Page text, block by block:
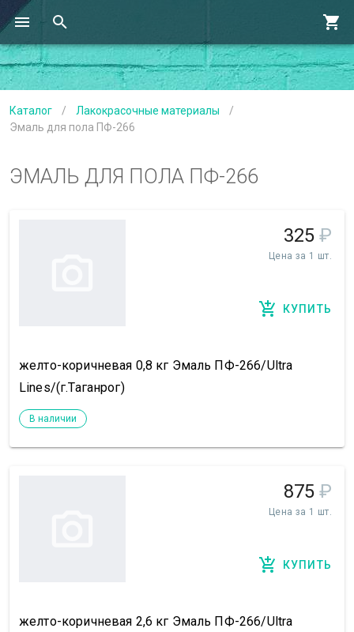
Каталог / Лакокрасочные материалы
/
Эмаль для пола ПФ-266
ЭМАЛЬ ДЛЯ ПОЛА ПФ-266
325 ₽
Цена за 1 шт.
КУПИТЬ
желто-коричневая 0,8 кг Эмаль ПФ-266/Ultra
Lines/(г.Таганрог)
В наличии
875 ₽
Цена за 1 шт.
КУПИТЬ
желто-коричневая 2,6 кг Эмаль ПФ-266/Ultra